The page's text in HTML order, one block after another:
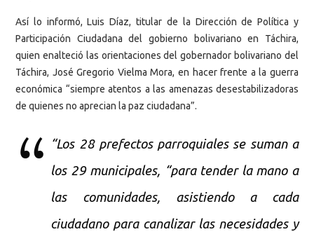
Así lo informó, Luis Díaz, titular de la Dirección de Política y
Participación Ciudadana del gobierno bolivariano en Táchira,
quien enalteció las orientaciones del gobernador bolivariano del
Táchira, José Gregorio Vielma Mora, en hacer frente a la guerra
económica “siempre atentos a las amenazas desestabilizadoras
de quienes no aprecian la paz ciudadana”.
“Los 28 prefectos parroquiales se suman a
los 29 municipales, “para tender la mano a
las comunidades, asistiendo a cada
ciudadano para canalizar las necesidades y